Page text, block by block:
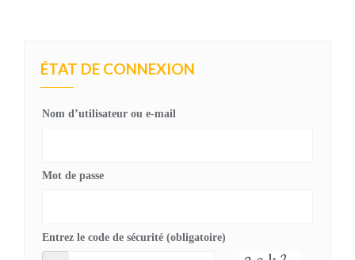
ÉTAT DE CONNEXION
Nom d’utilisateur ou e-mail
Mot de passe
Entrez le code de sécurité (obligatoire)